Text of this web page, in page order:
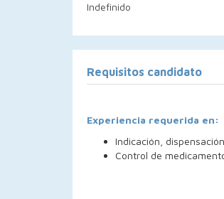
Indefinido
Requisitos candidato
Experiencia requerida en:
Indicación,
Control de